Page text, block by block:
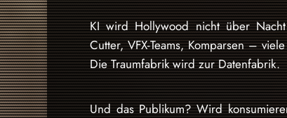
KI wird Hollywood nicht über
Cutter, VFX-Teams, Komparsen –
Die Traumfabrik wird zur Datenfabrik.
Und das Publikum? Wird